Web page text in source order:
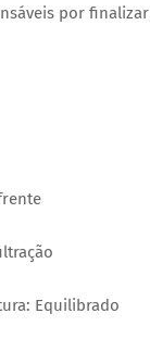
por
Equilibrado